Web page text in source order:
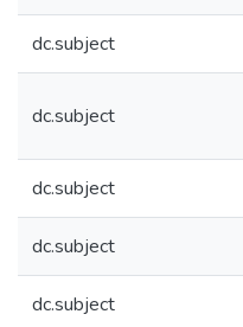
dc.subject
dc.subject
dc.subject
dc.subject
dc.subject